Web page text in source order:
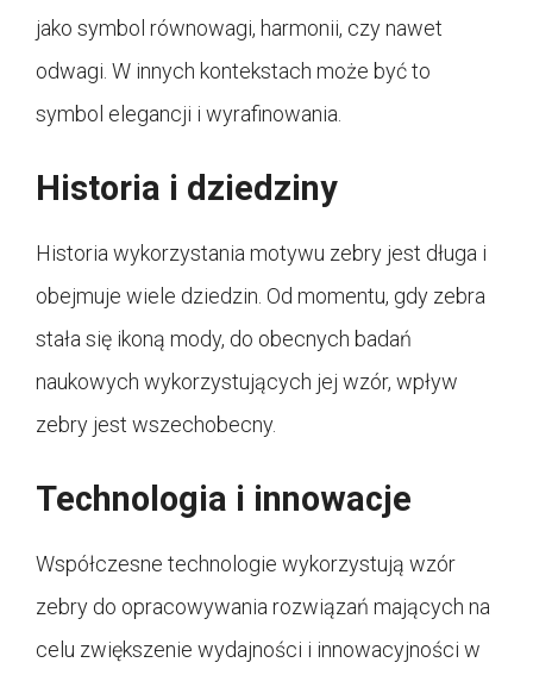
jako symbol równowagi, harmonii, czy nawet
odwagi. W innych kontekstach może być to
symbol elegancji i wyrafinowania.
Historia i dziedziny
Historia wykorzystania motywu zebry jest długa i
obejmuje wiele dziedzin. Od momentu, gdy zebra
stała się ikoną mody, do obecnych badań
naukowych wykorzystujących jej wzór, wpływ
zebry jest wszechobecny.
Technologia i innowacje
Współczesne technologie wykorzystują wzór
zebry do opracowywania rozwiązań mających na
celu zwiększenie wydajności i innowacyjności w